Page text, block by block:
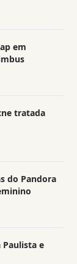
em
tratada
do Pandora
Paulista e